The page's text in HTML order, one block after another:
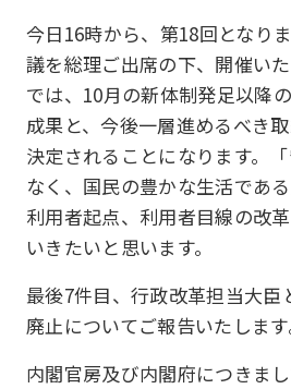
今日16時から、第18回となり
議を総理ご出席の下、開催い
では、10月の新体制発足以降
成果と、今後一層進めるべき
決定されることになります。
なく、国民の豊かな生活であ
利用者起点、利用者目線の改
いきたいと思います。
最後7件目、行政改革担当大臣
廃止についてご報告いたします
内閣官房及び内閣府につきま